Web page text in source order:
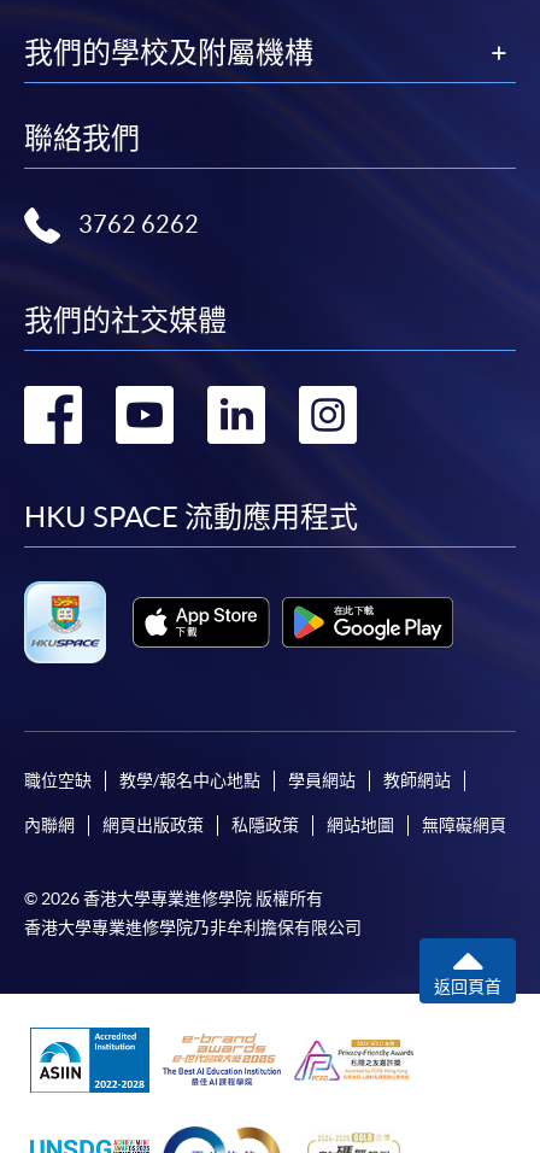
我們的學校及附屬機構
聯絡我們
3762 6262
我們的社交媒體
轉
facebook
轉
youtube
轉
linkedin
轉
HKU SPACE 流動應用程式
職位空缺 教學/報名中心地點 學員網站 教師網站
內聯網 網頁出版政策 私隱政策 網站地圖 無障礙網頁
© 2026 香港大學專業進修學院 版權所有
香港大學專業進修學院乃非牟利擔保有限公司
返回頁首